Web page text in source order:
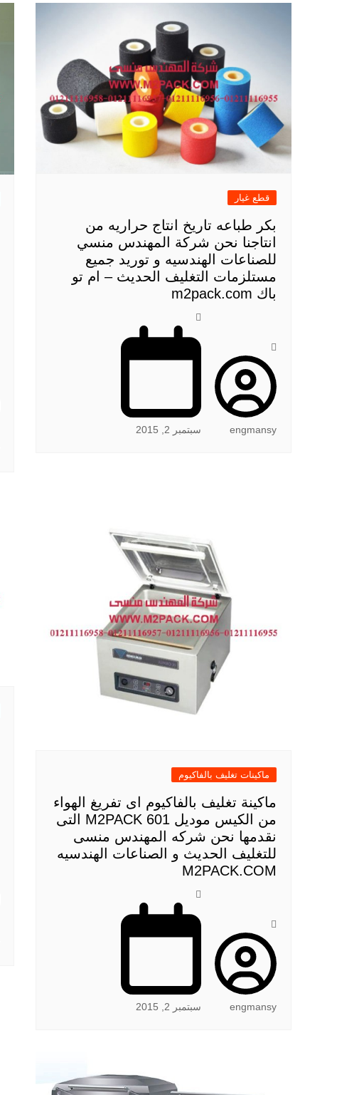
قطع غيار
بكر طباعه تاريخ انتاج حراريه من
انتاجنا نحن شركة المهندس منسي
للصناعات الهندسيه و توريد جميع
مستلزمات التغليف الحديث – ام تو
باك m2pack.com
engmansy سبتمبر 2, 2015
ماكينات تغليف بالفاكيوم
ماكينة تغليف بالفاكيوم اى تفريغ الهواء
من الكيس موديل M2PACK 601 التى
نقدمها نحن شركه المهندس منسى
للتغليف الحديث و الصناعات الهندسيه
M2PACK.COM
engmansy سبتمبر 2, 2015